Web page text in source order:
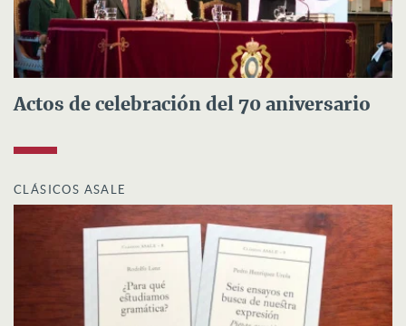
Actos de celebración del 70 aniversario
CLÁSICOS ASALE